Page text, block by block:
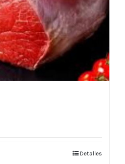
Detalles